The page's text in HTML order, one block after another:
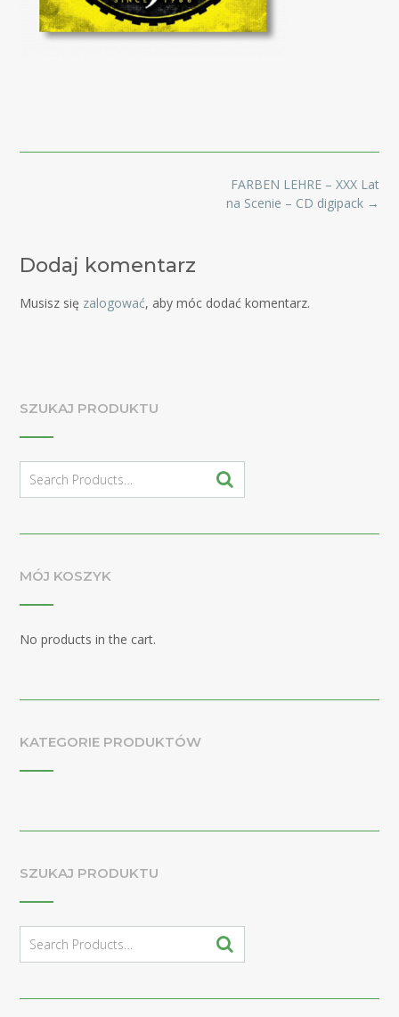
FARBEN LEHRE – XXX Lat
na Scenie – CD digipack →
Dodaj komentarz
Musisz się zalogować, aby móc dodać komentarz.
SZUKAJ PRODUKTU
for:
MÓJ KOSZYK
No products in the cart.
KATEGORIE PRODUKTÓW
SZUKAJ PRODUKTU
for: